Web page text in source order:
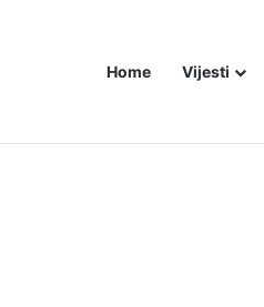
Home Vijesti